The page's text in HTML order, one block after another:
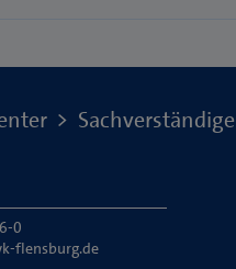
Sachverständige
0
flensburg.de